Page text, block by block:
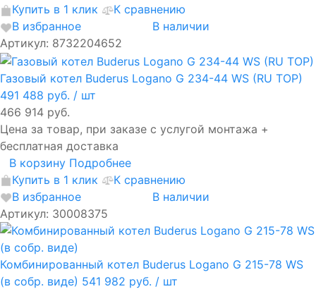
Купить в 1 клик
К сравнению
В избранное
В наличии
Артикул: 8732204652
Газовый котел Buderus Logano G 234-44 WS (RU TOP)
491 488 руб. / шт
466 914 руб.
Цена за товар, при заказе с услугой монтажа +
бесплатная доставка
В корзину Подробнее
Купить в 1 клик
К сравнению
В избранное
В наличии
Артикул: 30008375
Комбинированный котел Buderus Logano G 215-78 WS
(в собр. виде) 541 982 руб. / шт